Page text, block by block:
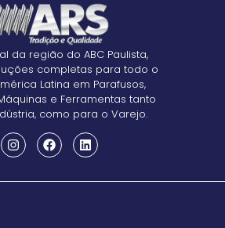
da região do ABC Paulista,
completas para todo o
Latina em Parafusos,
e Ferramentas tanto
como para o Varejo.